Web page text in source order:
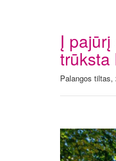
Į
trūksta
Palangos tiltas,